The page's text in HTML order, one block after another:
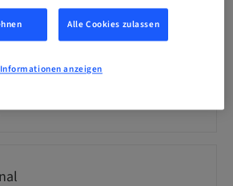
Alle Cookies zulassen
Informationen anzeigen